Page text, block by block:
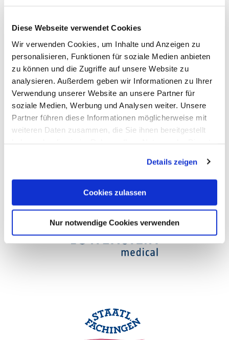
Diese Webseite verwendet Cookies
Wir verwenden Cookies, um Inhalte und Anzeigen zu
personalisieren, Funktionen für soziale Medien anbieten
zu können und die Zugriffe auf unsere Website zu
analysieren. Außerdem geben wir Informationen zu Ihrer
Verwendung unserer Website an unsere Partner für
soziale Medien, Werbung und Analysen weiter. Unsere
Partner führen diese Informationen möglicherweise mit
weiteren Daten zusammen, die Sie ihnen bereitgestellt
Cookies, wenn Sie unsere Webseite weiterhin nutzen.
Details zeigen
Cookies zulassen
Nur notwendige Cookies verwenden
Order brochures
Plan your journey
Opening hours